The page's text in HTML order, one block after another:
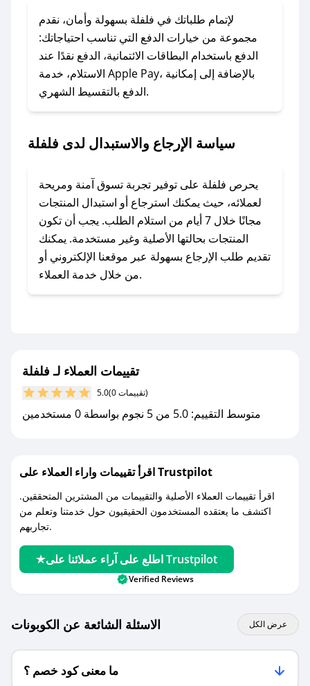
الرسائل الخاصة على تويتر أو البريد الإلكتروني،
وسنقوم بحل المشكلة في أسرع وقت ممكن.
### ماذا أفعل إذا لم أجد كود خصم لمتجري
المفضل؟
في حال عدم توفر كوبونات لمتجرك المفضل، يمكنك
أسرع وقت ممكن.
### كيف تحصل على كوبونات خصم حصرية من
فلفلة؟
للحصول على كوبونات وخصومات حصرية، قم بما
يلي:
- اضغط على أيقونة متابعة لمتجر فلفلة في تطبيق
صحصح.
مع صحصح، تسوق بذكاء ووفّر على كل مشترياتك مع
لإتمام طلباتك في فلفلة بسهولة وأمان، نقدم
مجموعة من خيارات الدفع التي تناسب احتياجاتك:
الدفع باستخدام البطاقات الائتمانية، الدفع نقدًا عند
الاستلام، خدمة Apple Pay، بالإضافة إلى إمكانية
الدفع بالتقسيط الشهري.
سياسة الإرجاع والاستبدال لدى فلفلة
يحرص فلفلة على توفير تجربة تسوق آمنة ومريحة
لعملائه، حيث يمكنك استرجاع أو استبدال المنتجات
مجانًا خلال 7 أيام من استلام الطلب. يجب أن تكون
المنتجات بحالتها الأصلية وغير مستخدمة. يمكنك
تقديم طلب الإرجاع بسهولة عبر موقعنا الإلكتروني أو
من خلال خدمة العملاء.
تقييمات العملاء لـ فلفلة
5.0 (0 تقييمات)
متوسط التقييم: 5.0 من 5 نجوم بواسطة 0 مستخدمين
اقرأ تقييمات واراء العملاء على Trustpilot
اقرأ تقييمات العملاء الأصلية والتقييمات من المشترين المتحققين.
اكتشف ما يعتقده المستخدمون الحقيقيون حول خدمتنا وتعلم من
تجاربهم.
اطلع على آراء عملائنا على Trustpilot
Verified Reviews
الاسئلة الشائعة عن الكوبونات عرض الكل
ما معنى كود خصم ؟